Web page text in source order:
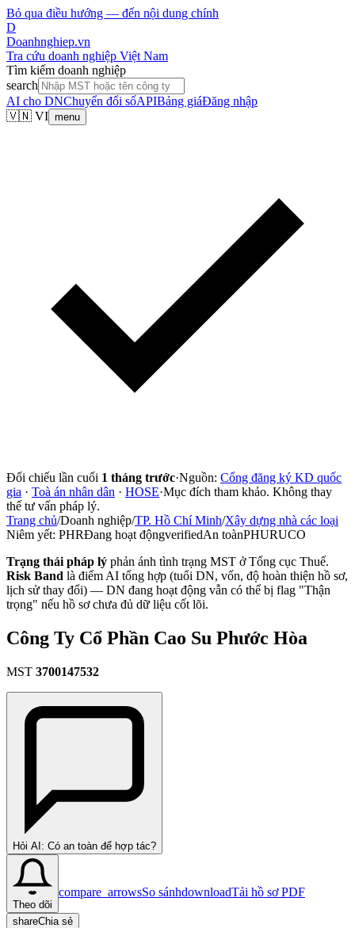
Bỏ qua điều hướng — đến nội dung chính
D
Doanhnghiep.vn
Tra cứu doanh nghiệp Việt Nam
Tìm kiếm doanh nghiệp
search
AI cho DNChuyển đổi sốAPIBảng giáĐăng nhập
🇻🇳 VI menu
Đối chiếu lần cuối 1 tháng trước·Nguồn: Cổng đăng ký KD quốc
gia · Toà án nhân dân · HOSE·Mục đích tham khảo. Không thay
thế tư vấn pháp lý.
Trang chủ/Doanh nghiệp/TP. Hồ Chí Minh/Xây dựng nhà các loại
Niêm yết: PHRĐang hoạt độngverifiedAn toànPHURUCO
Trạng thái pháp lý phản ánh tình trạng MST ở Tổng cục Thuế.
Risk Band là điểm AI tổng hợp (tuổi DN, vốn, độ hoàn thiện hồ sơ,
lịch sử thay đổi) — DN đang hoạt động vẫn có thể bị flag "Thận
trọng" nếu hồ sơ chưa đủ dữ liệu cốt lõi.
Công Ty Cổ Phần Cao Su Phước Hòa
MST 3700147532
Hỏi AI: Có an toàn để hợp tác?
Theo dõi
compare_arrowsSo sánhdownloadTải hồ sơ PDF
shareChia sẻ